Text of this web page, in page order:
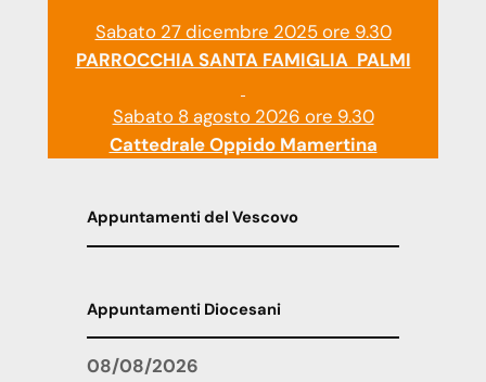
Sabato 27 dicembre 2025 ore 9.30
PARROCCHIA SANTA FAMIGLIA PALMI
Sabato 8 agosto 2026 ore 9.30
Cattedrale Oppido Mamertina
Appuntamenti del Vescovo
Appuntamenti Diocesani
08/08/2026